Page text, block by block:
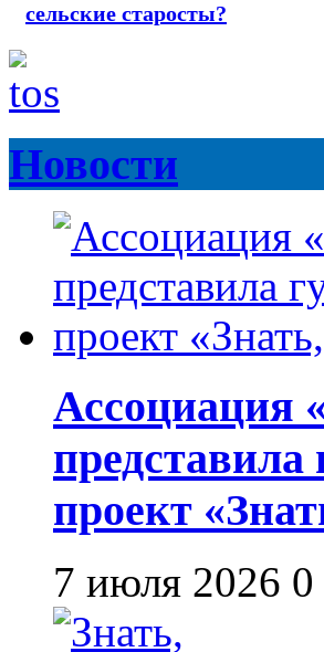
сельские старосты?
Новости
Ассоциация
представила
проект
7 июля 2026 0